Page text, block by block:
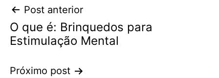
Navegação
de
Post anterior
O que é: Brinquedos para
Estimulação Mental
Próximo post